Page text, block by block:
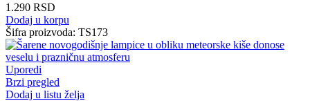
1.290 RSD
Dodaj u korpu
Šifra proizvoda: TS173
Uporedi
Brzi pregled
Dodaj u listu želja